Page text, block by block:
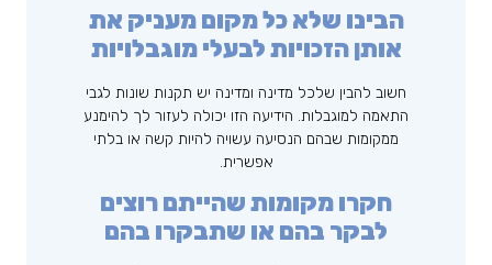
הבינו שלא כל מקום מעניק את
אותן הזכויות לבעלי מוגבלויות
חשוב להבין שלכל מדינה ומדינה יש תקנות שונות לגבי
התאמה למוגבלות. הידיעה הזו יכולה לעזור לך להימנע
ממקומות שבהם הנסיעה עשויה להיות קשה או בלתי
אפשרית.
חקרו מקומות שהייתם רוצים
לבקר בהם או שתבקרו בהם